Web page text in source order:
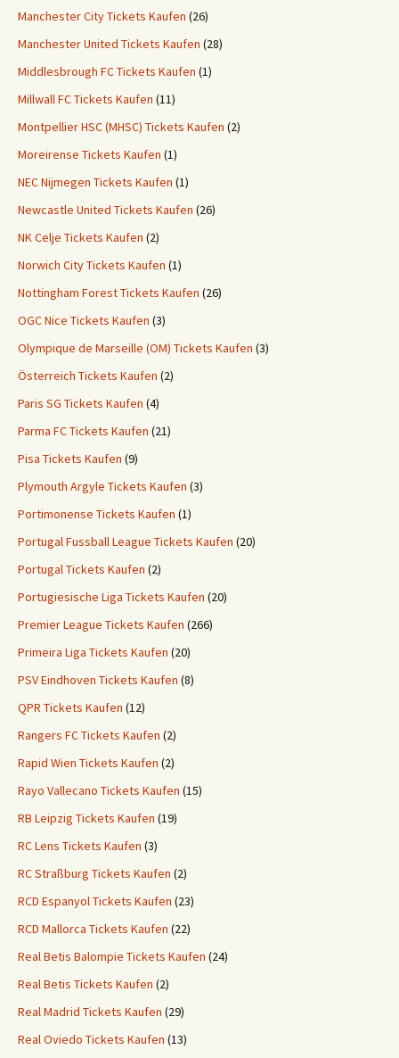
Manchester City Tickets Kaufen (26)
Manchester United Tickets Kaufen (28)
Middlesbrough FC Tickets Kaufen (1)
Millwall FC Tickets Kaufen (11)
Montpellier HSC (MHSC) Tickets Kaufen (2)
Moreirense Tickets Kaufen (1)
NEC Nijmegen Tickets Kaufen (1)
Newcastle United Tickets Kaufen (26)
NK Celje Tickets Kaufen (2)
Norwich City Tickets Kaufen (1)
Nottingham Forest Tickets Kaufen (26)
OGC Nice Tickets Kaufen (3)
Olympique de Marseille (OM) Tickets Kaufen (3)
Österreich Tickets Kaufen (2)
Paris SG Tickets Kaufen (4)
Parma FC Tickets Kaufen (21)
Pisa Tickets Kaufen (9)
Plymouth Argyle Tickets Kaufen (3)
Portimonense Tickets Kaufen (1)
Portugal Fussball League Tickets Kaufen (20)
Portugal Tickets Kaufen (2)
Portugiesische Liga Tickets Kaufen (20)
Premier League Tickets Kaufen (266)
Primeira Liga Tickets Kaufen (20)
PSV Eindhoven Tickets Kaufen (8)
QPR Tickets Kaufen (12)
Rangers FC Tickets Kaufen (2)
Rapid Wien Tickets Kaufen (2)
Rayo Vallecano Tickets Kaufen (15)
RB Leipzig Tickets Kaufen (19)
RC Lens Tickets Kaufen (3)
RC Straßburg Tickets Kaufen (2)
RCD Espanyol Tickets Kaufen (23)
RCD Mallorca Tickets Kaufen (22)
Real Betis Balompie Tickets Kaufen (24)
Real Betis Tickets Kaufen (2)
Real Madrid Tickets Kaufen (29)
Real Oviedo Tickets Kaufen (13)